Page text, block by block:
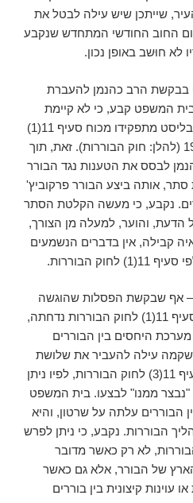
שייתכן שיש עילה לבטל את
החוב החודשי המתחדש שנקבע
לא חוּשב באופן נכון.
בבקשת הרב כהנמן להעברת
המשפט קבע, כי לא קיימת
עילה להעביר את הבורר צימבליסט מתפקידו מכוח סעיף 11(1)
לחוק הבוררות, התשכ"ח-1968 (להלן: חוק הבוררות). זאת, תוך
לבסס את הטענות נגד הבורר
אותה ביצע הבורר פרקוביץ'
נקבע, כי מעשה הקלטת הסתר
הדעת, והוער, למעלה מן הצורך,
קבילה, אין בדברים הנשמעים
הבוררות.
– אף שבקשת הפסלות שהוגשה
נגד הבורר צימבליסט מכוח סעיף 11(1) לחוק הבוררות נדחתה,
היחסים בין הבוררים
עילה להעביר את שלושת
הבוררים מתפקידם, מכוח סעיף 11(3) לחוק הבוררות, לפיו ניתן
ממנו" לבצעו. בית המשפט
הבוררים עלתה על שרטון, והיא
הבוררות. נקבע, כי ניתן לפרש
לא רק כאשר מדובר
של הבורר, אלא גם כאשר
עוינות קיצונית בין בוררים